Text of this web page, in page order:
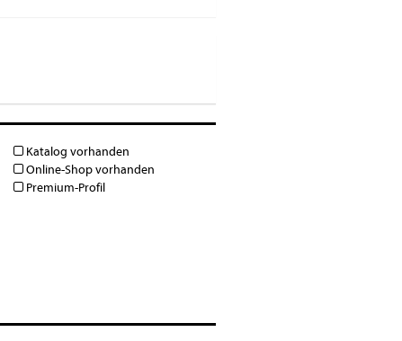
Katalog vorhanden
Online-Shop vorhanden
Premium-Profil